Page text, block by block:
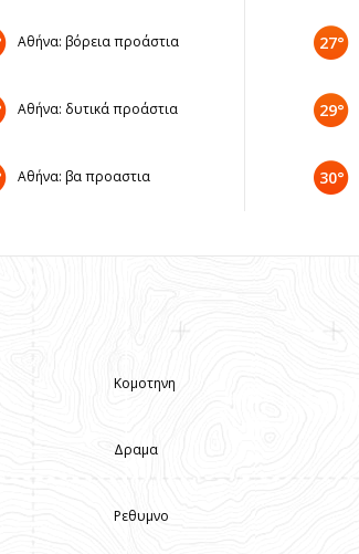
Αθήνα: βόρεια προάστια
Αθήνα: δυτικά προάστια
Αθήνα: βα προαστια
27°
29°
30°
Κομοτηνη
Δραμα
Ρεθυμνο